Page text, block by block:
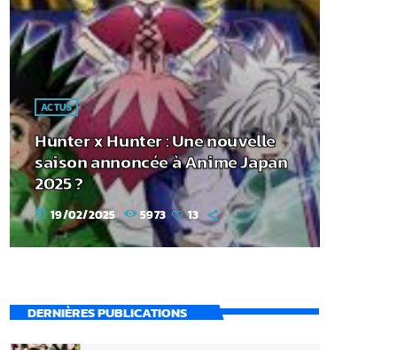
ACTUS
Hunter x Hunter : Une nouvelle
saison annoncée à Anime Japan
2025 ?
today 19/02/2025 5973 13
DERNIÈRES PUBLICATIONS